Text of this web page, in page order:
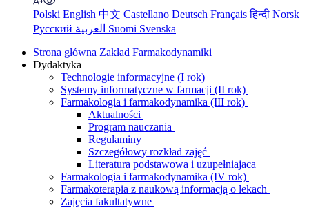
Polski English 中文 Castellano Deutsch Françaisहिन्दी Norsk
Русский
Suomi Svenska
Strona główna Zakład Farmakodynamiki
Dydaktyka
Technologie informacyjne (I rok)
Systemy informatyczne w farmacji (II rok)
Farmakologia i farmakodynamika (III rok)
Aktualności
Program nauczania
Regulaminy
Szczegółowy rozkład zajęć
Literatura podstawowa i uzupełniajaca
Farmakologia i farmakodynamika (IV rok)
Farmakoterapia z naukową informacją o lekach
Zajęcia fakultatywne